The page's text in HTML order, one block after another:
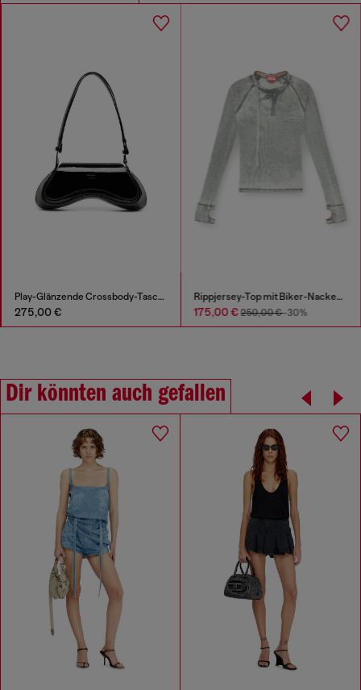
Play-Glänzende Crossbody-Tasche
275,00 €
Rippjersey-Top mit Biker-Nackenriemen
175,00 €250,00 €-30%
Dir könnten auch gefallen